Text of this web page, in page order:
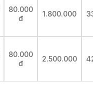
80.000
đ
1.800.000
80.000
đ
2.500.000